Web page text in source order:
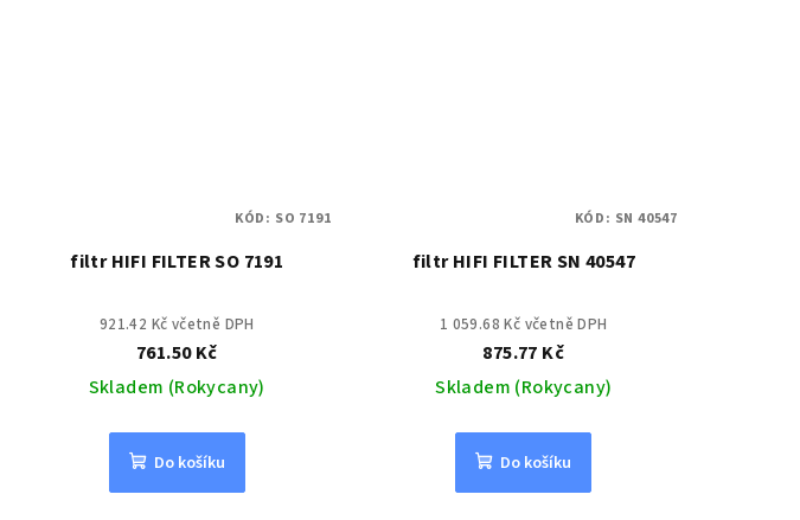
filtr HIFI FILTER SO 7191
921.42 Kč včetně DPH
761.50 Kč
Skladem (Rokycany)
Do košíku
KÓD: SO 7191
filtr HIFI FILTER SN 40547
1 059.68 Kč včetně DPH
875.77 Kč
Skladem (Rokycany)
Do košíku
KÓD: SN 40547